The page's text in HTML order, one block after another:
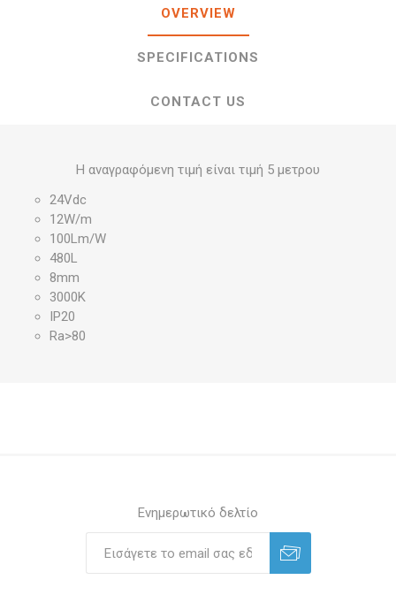
OVERVIEW
SPECIFICATIONS
CONTACT US
Η αναγραφόμενη τιμή είναι τιμή 5 μετρου
24Vdc
12W/m
100Lm/W
480L
8mm
3000K
IP20
Ra>80
Ενημερωτικό δελτίο